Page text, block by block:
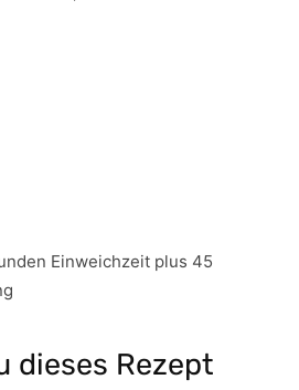
Einweichzeit plus 45
dieses Rezept